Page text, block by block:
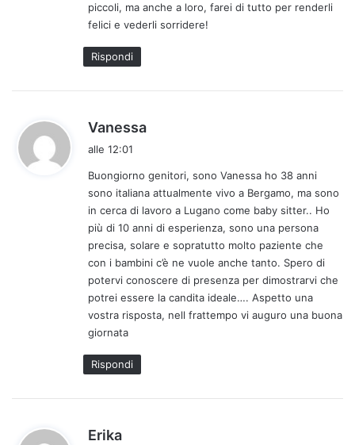
piccoli, ma anche a loro, farei di tutto per renderli
felici e vederli sorridere!
Rispondi
Vanessa
e
t
t
o
:
alle 12:01
Buongiorno genitori, sono Vanessa ho 38 anni
sono italiana attualmente vivo a Bergamo, ma sono
in cerca di lavoro a Lugano come baby sitter.. Ho
più di 10 anni di esperienza, sono una persona
precisa, solare e sopratutto molto paziente che
con i bambini c’è ne vuole anche tanto. Spero di
potervi conoscere di presenza per dimostrarvi che
potrei essere la candita ideale…. Aspetto una
vostra risposta, nell frattempo vi auguro una buona
giornata
Rispondi
Erika